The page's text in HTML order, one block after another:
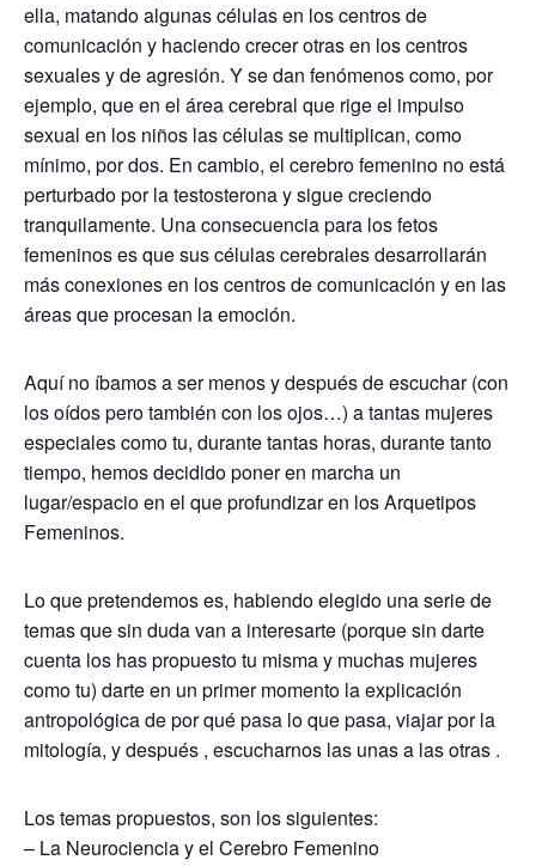
ella, matando algunas células en los centros de
comunicación y haciendo crecer otras en los centros
sexuales y de agresión. Y se dan fenómenos como, por
ejemplo, que en el área cerebral que rige el impulso
sexual en los niños las células se multiplican, como
mínimo, por dos. En cambio, el cerebro femenino no está
perturbado por la testosterona y sigue creciendo
tranquilamente. Una consecuencia para los fetos
femeninos es que sus células cerebrales desarrollarán
más conexiones en los centros de comunicación y en las
áreas que procesan la emoción.
Aquí no íbamos a ser menos y después de escuchar (con
los oídos pero también con los ojos…) a tantas mujeres
especiales como tu, durante tantas horas, durante tanto
tiempo, hemos decidido poner en marcha un
lugar/espacio en el que profundizar en los Arquetipos
Femeninos.
Lo que pretendemos es, habiendo elegido una serie de
temas que sin duda van a interesarte (porque sin darte
cuenta los has propuesto tu misma y muchas mujeres
como tu) darte en un primer momento la explicación
antropológica de por qué pasa lo que pasa, viajar por la
mitología, y después , escucharnos las unas a las otras .
Los temas propuestos, son los siguientes:
– La Neurociencia y el Cerebro Femenino